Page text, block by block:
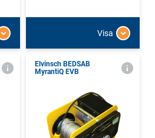
Visa
Elvinsch BEDSAB
MyrantiQ EVB